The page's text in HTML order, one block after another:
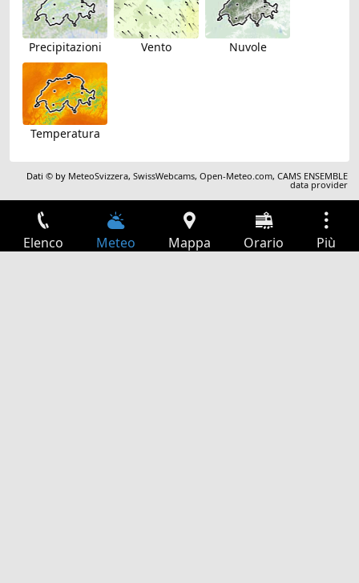
Precipitazioni Vento Nuvole
Temperatura
Dati © by MeteoSvizzera,SwissWebcams,Open-Meteo.com,CAMS ENSEMBLE
data provider
Elenco Meteo Mappa Orario Più